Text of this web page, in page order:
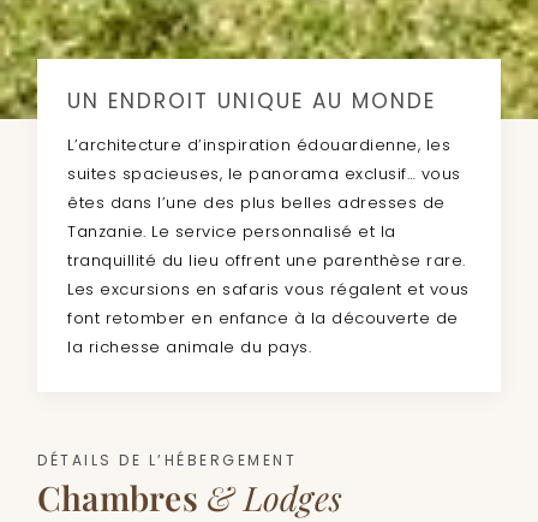
UN ENDROIT UNIQUE AU MONDE
L’architecture d’inspiration édouardienne, les
suites spacieuses, le panorama exclusif… vous
êtes dans l’une des plus belles adresses de
Tanzanie. Le service personnalisé et la
tranquillité du lieu offrent une parenthèse rare.
Les excursions en safaris vous régalent et vous
font retomber en enfance à la découverte de
la richesse animale du pays.
DÉTAILS DE L’HÉBERGEMENT
Chambres & Lodges